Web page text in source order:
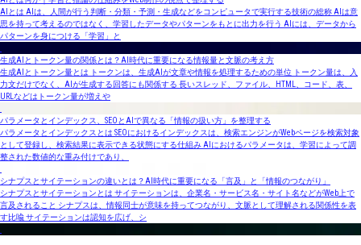
AIとは AIは、人間が行う判断・分類・予測・生成などをコンピュータで実行する技術の総称 AIは意
思を持って考えるのではなく、学習したデータやパターンをもとに出力を行う AIには、データから
パターンを身につける「学習」と
生成AIとトークン量の関係とは？AI時代に重要になる情報量と文脈の考え方
生成AIとトークン量とは トークンは、生成AIが文章や情報を処理するための単位 トークン量は、入
力文だけでなく、AIが生成する回答にも関係する 長いスレッド、ファイル、HTML、コード、表、
URLなどはトークン量が増えや
パラメータとインデックス、SEOとAIで異なる「情報の扱い方」を整理する
パラメータとインデックスとは SEOにおけるインデックスは、検索エンジンがWebページを検索対象
として登録し、検索結果に表示できる状態にする仕組み AIにおけるパラメータは、学習によって調
整された数値的な重み付けであり、
シナプスとサイテーションの違いとは？AI時代に重要になる「言及」と「情報のつながり」
シナプスとサイテーションとは サイテーションは、企業名・サービス名・サイト名などがWeb上で
言及されること シナプスは、情報同士が意味を持ってつながり、文脈として理解される関係性を表
す比喩 サイテーションは認知を広げ、シ